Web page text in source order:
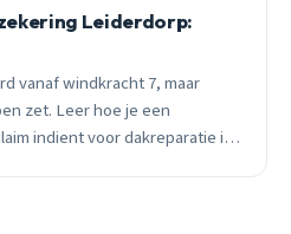
Leiderdorp:
vanaf windkracht 7, maar
zet. Leer hoe je een
indient voor dakreparatie in